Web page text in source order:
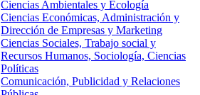
Ciencias Ambientales y Ecología
Ciencias Económicas, Administración y
Dirección de Empresas y Marketing
Ciencias Sociales, Trabajo social y
Recursos Humanos, Sociología, Ciencias
Políticas
Comunicación, Publicidad y Relaciones